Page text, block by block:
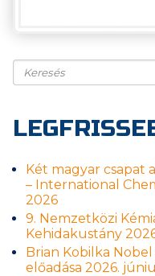
Keresés
Két magyar csapat
– International
2026
9. Nemzetközi
Kehidakustány
Brian Kobilka
előadása 2026.